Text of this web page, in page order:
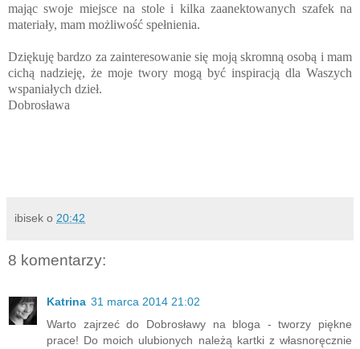
mając swoje miejsce na stole i kilka zaanektowanych szafek na
materiały, mam możliwość spełnienia.
Dziękuję bardzo za zainteresowanie się moją skromną osobą i mam
cichą nadzieję, że moje twory mogą być inspiracją dla Waszych
wspaniałych dzieł.
Dobrosława
ibisek o 20:42
8 komentarzy:
Katrina 31 marca 2014 21:02
Warto zajrzeć do Dobrosławy na bloga - tworzy piękne
prace! Do moich ulubionych należą kartki z własnoręcznie